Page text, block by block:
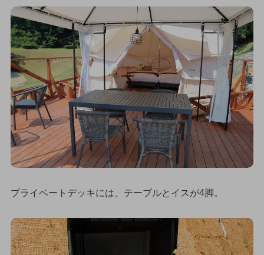
プライベートデッキには、テーブルとイスが4脚。